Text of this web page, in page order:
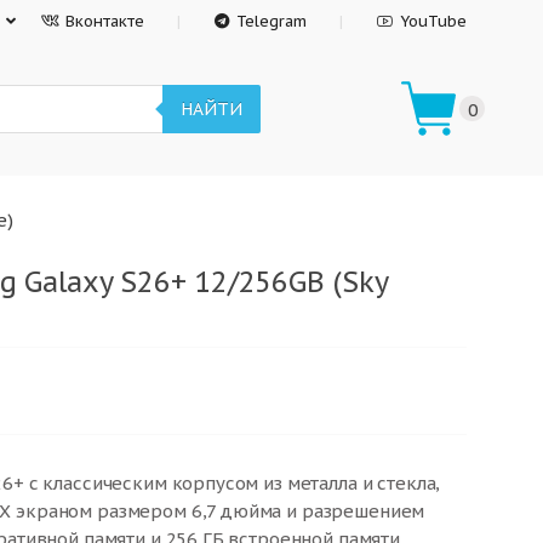
Вконтакте Telegram YouTube
НАЙТИ 0
Galaxy S26+ 12/256GB (Sky
с классическим корпусом из металла и стекла,
экраном размером 6,7 дюйма и разрешением
памяти и 256 ГБ встроенной памяти.